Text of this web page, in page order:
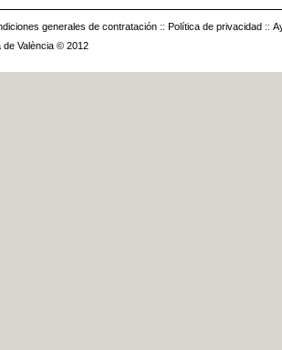
generales de contratación :: Política de privacidad ::
de València © 2012